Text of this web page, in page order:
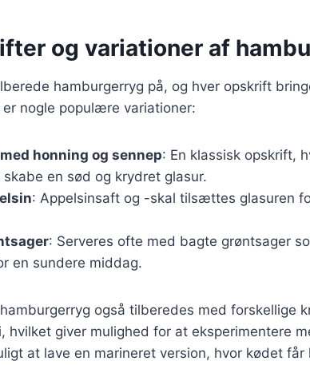
og variationer af
hamburgerryg på, og hver opskrift
nogle populære variationer:
honning og sennep: En klassisk opskrift,
en sød og krydret glasur.
: Appelsinsaft og -skal tilsættes glasuren
: Serveres ofte med bagte grøntsager
en sundere middag.
også tilberedes med forskellige
hvilket giver mulighed for at eksperimentere
at lave en marineret version, hvor kødet